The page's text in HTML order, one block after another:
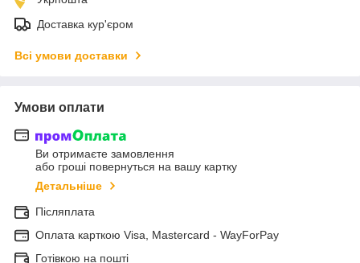
Доставка кур'єром
Всі умови доставки
Умови оплати
Ви отримаєте замовлення
або гроші повернуться на вашу картку
Детальніше
Післяплата
Оплата карткою Visa, Mastercard - WayForPay
Готівкою на пошті